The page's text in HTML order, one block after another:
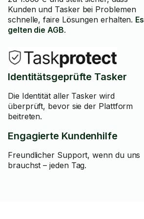
Kunden und Tasker bei Problemen
schnelle, faire Lösungen erhalten. Es
gelten die AGB.
Identitätsgeprüfte Tasker
Die Identität aller Tasker wird
überprüft, bevor sie der Plattform
beitreten.
Engagierte Kundenhilfe
Freundlicher Support, wenn du uns
brauchst – jeden Tag.